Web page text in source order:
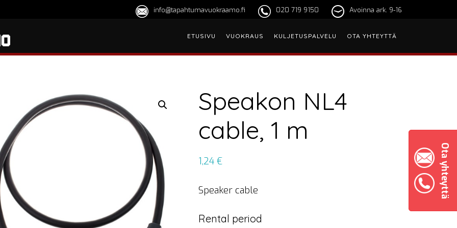
Ota yhteyttä
Avoinna ark. 9-16
020 719 9150
info@tapahtumavuokraamo.fi
ETUSIVU VUOKRAUS KULJETUSPALVELU OTA YHTEYTTÄ
Speakon NL4
cable, 1 m
1,24 €
Speaker cable
Rental period